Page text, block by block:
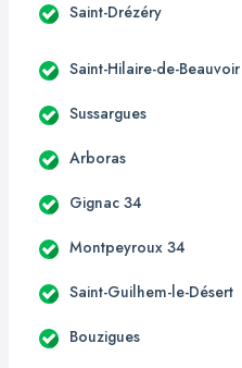
Saint-Drézéry
Saint-Hilaire-de-Beauvoir
Sussargues
Arboras
Gignac 34
Montpeyroux 34
Saint-Guilhem-le-Désert
Bouzigues